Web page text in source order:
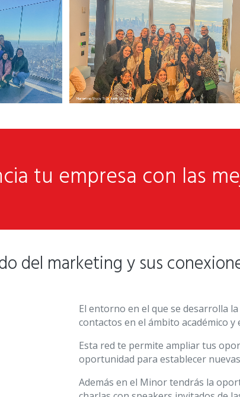
tu empresa con las
del marketing y sus
El entorno en el que se desarrolla
contactos en el ámbito académico y
Esta red te permite ampliar tus
oportunidad para establecer
Además en el Minor tendrás la